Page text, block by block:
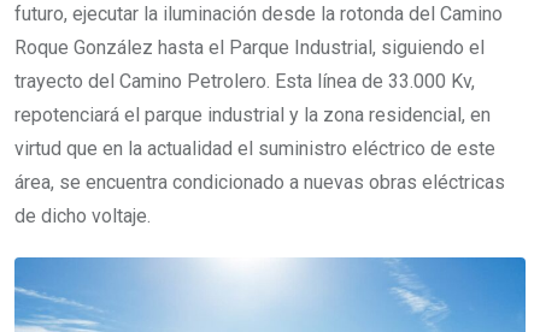
futuro, ejecutar la iluminación desde la rotonda del Camino
Roque González hasta el Parque Industrial, siguiendo el
trayecto del Camino Petrolero. Esta línea de 33.000 Kv,
repotenciará el parque industrial y la zona residencial, en
virtud que en la actualidad el suministro eléctrico de este
área, se encuentra condicionado a nuevas obras eléctricas
de dicho voltaje.